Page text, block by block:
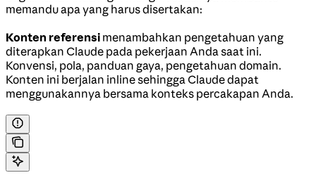
memandu apa yang harus disertakan:
Konten referensi menambahkan pengetahuan yang
diterapkan Claude pada pekerjaan Anda saat ini.
Konvensi, pola, panduan gaya, pengetahuan domain.
Konten ini berjalan inline sehingga Claude dapat
menggunakannya bersama konteks percakapan Anda.